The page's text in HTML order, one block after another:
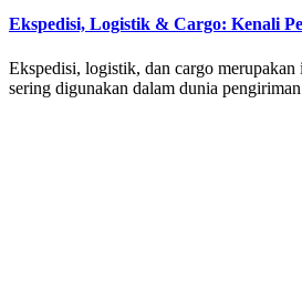
Ekspedisi, Logistik & Cargo: Kenali
Ekspedisi, logistik, dan cargo merupakan
sering digunakan dalam dunia